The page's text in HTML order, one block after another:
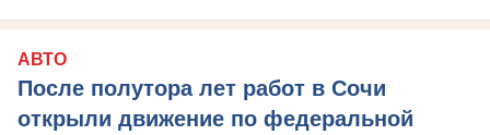
АВТО
После полутора лет работ в Сочи
открыли движение по федеральной